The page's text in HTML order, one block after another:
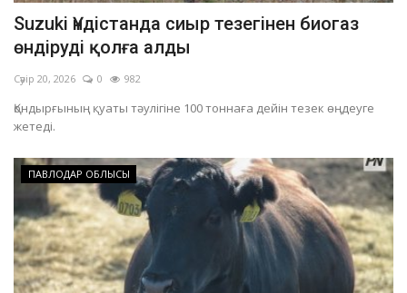
ОЙЫН-САУЫҚ
АРНАЙЫ ЖОБА
OFFICIAL
Құрылтай
Тілді тандаңыз
Қазақша Русский
Suzuki Үндістанда сиыр тезегінен биогаз
өндіруді қолға алды
Сәуір 20, 2026 0 982
Қондырғының қуаты тәулігіне 100 тоннаға дейін тезек өңдеуге
жетеді.
ПАВЛОДАР ОБЛЫСЫ